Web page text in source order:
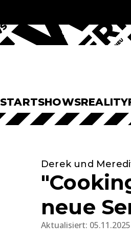
STARTSHOWSREALITY
Derek und
neue
Aktualisiert: